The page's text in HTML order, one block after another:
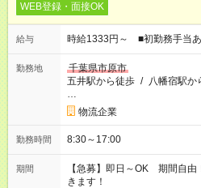
WEB登録・面接OK
給与 時給1333円～ ■初勤務手当
勤務地
千葉県市原市
五井駅から徒歩 / 八幡宿駅か
…
物流企業
勤務時間 8:30～17:00
期間
【急募】即日～OK 期間自由
きます！